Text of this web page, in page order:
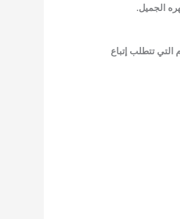
الجميل.
التي تتطلب إتباع